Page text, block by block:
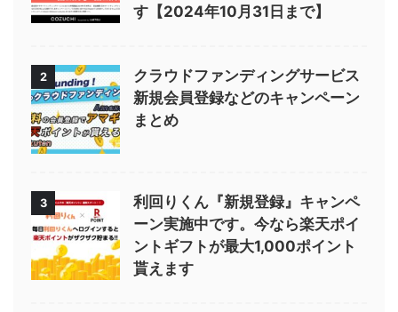
す【2024年10月31日まで】
2
クラウドファンディングサービス
新規会員登録などのキャンペーン
まとめ
3
利回りくん『新規登録』キャンペ
ーン実施中です。今なら楽天ポイ
ントギフトが最大1,000ポイント
貰えます